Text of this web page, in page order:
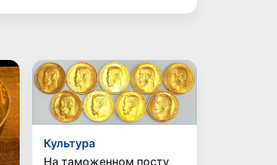
Культура
На таможенном посту